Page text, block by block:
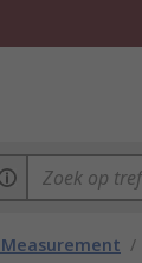
Measurement /